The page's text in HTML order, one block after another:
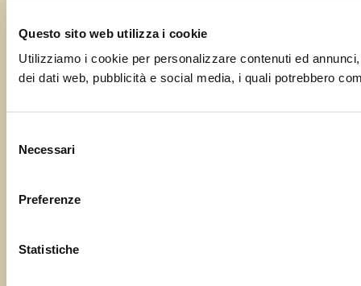
Questo sito web utilizza i cookie
Utilizziamo i cookie per personalizzare contenuti ed
dei dati web, pubblicità e social media, i quali potrebbero
delNecessari
Preferenze
Statistiche